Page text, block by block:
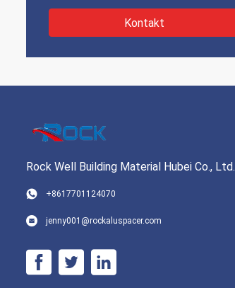
Kontakt
Rock Well Building Material Hubei Co., Ltd.
+8617701124070
jenny001@rockaluspacer.com